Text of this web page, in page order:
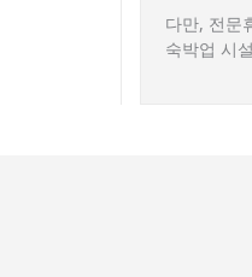
다만, 전문
숙박업 시